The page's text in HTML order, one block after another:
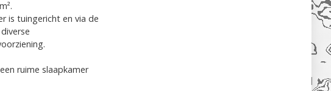
is tuingericht en via de
ruime slaapkamer